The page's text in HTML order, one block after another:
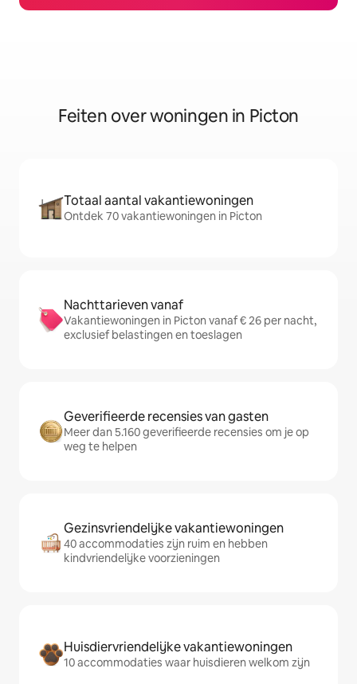
Feiten over woningen in Picton
Totaal aantal vakantiewoningen
Ontdek 70 vakantiewoningen in Picton
Nachttarieven vanaf
Vakantiewoningen in Picton vanaf € 26 per nacht,
exclusief belastingen en toeslagen
Geverifieerde recensies van gasten
Meer dan 5.160 geverifieerde recensies om je op
weg te helpen
Gezinsvriendelijke vakantiewoningen
40 accommodaties zijn ruim en hebben
kindvriendelijke voorzieningen
Huisdiervriendelijke vakantiewoningen
10 accommodaties waar huisdieren welkom zijn